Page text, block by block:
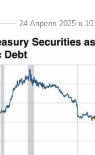
24 Апреля 2025 в